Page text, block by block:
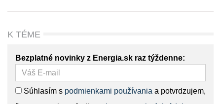
K TÉME
Bezplatné novinky z Energia.sk raz týždenne:
Súhlasím s podmienkami používania a potvrdzujem,